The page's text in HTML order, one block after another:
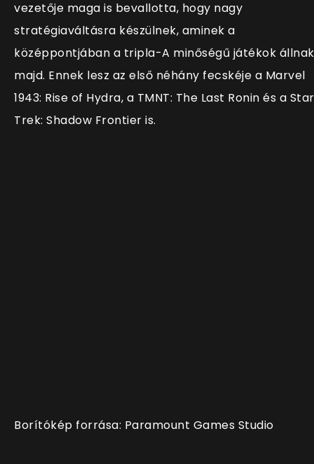
vezetője maga is bevallotta, hogy nagy
stratégiaváltásra készülnek, aminek a
középpontjában a tripla-A minőségű játékok állnak
majd. Ennek lesz az első néhány fecskéje a Marvel
1943: Rise of Hydra, a TMNT: The Last Ronin és a Star
Trek: Shadow Frontier is.
Borítókép forrása: Paramount Games Studio